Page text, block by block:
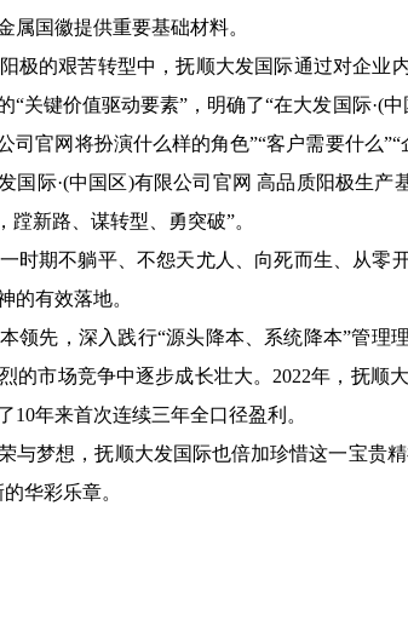
属国徽提供重要基础材料。
极的艰苦转型中，抚顺大发国际通过对企
“关键价值驱动要素”，明确了“在大发国际·(
司官网将扮演什么样的角色”“客户需要什么
国际·(中国区)有限公司官网 高品质阳极生
新路、谋转型、勇突破”。
时期不躺平、不怨天尤人、向死而生、从零
的有效落地。
领先，深入践行“源头降本、系统降本”管
的市场竞争中逐步成长壮大。2022年，抚顺
10年来首次连续三年全口径盈利。
与梦想，抚顺大发国际也倍加珍惜这一宝贵
华彩乐章。